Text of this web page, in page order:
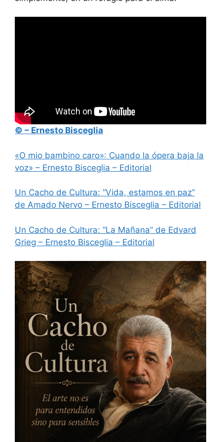
© – Ernesto Bisceglia
«O mio bambino caro»: Cuando la ópera baja la
voz» – Ernesto Bisceglia – Editorial
Un Cacho de Cultura: “Vida, estamos en paz”
de Amado Nervo – Ernesto Bisceglia – Editorial
Un Cacho de Cultura: “La Mañana” de Edvard
Grieg – Ernesto Bisceglia – Editorial